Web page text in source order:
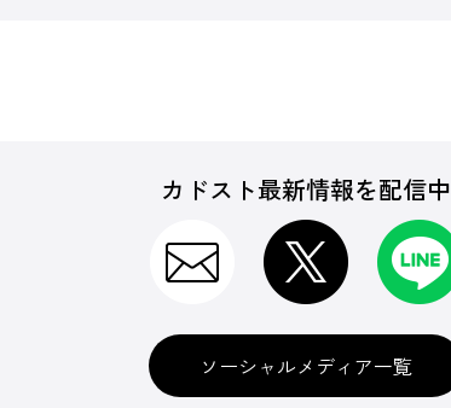
カドスト最新情報を配信中
ソーシャルメディア一覧